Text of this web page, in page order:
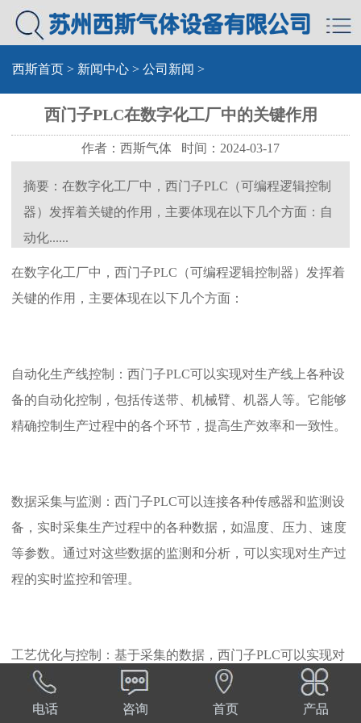
西斯首页 > 新闻中心 > 公司新闻 >
西门子PLC在数字化工厂中的关键作用
作者：西斯气体 时间：2024-03-17
摘要：在数字化工厂中，西门子PLC（可编程逻辑控制
器）发挥着关键的作用，主要体现在以下几个方面：自
动化......
在数字化工厂中，西门子PLC（可编程逻辑控制器）发挥着
关键的作用，主要体现在以下几个方面：
自动化生产线控制：西门子PLC可以实现对生产线上各种设
备的自动化控制，包括传送带、机械臂、机器人等。它能够
精确控制生产过程中的各个环节，提高生产效率和一致性。
数据采集与监测：西门子PLC可以连接各种传感器和监测设
备，实时采集生产过程中的各种数据，如温度、压力、速度
等参数。通过对这些数据的监测和分析，可以实现对生产过
程的实时监控和管理。
工艺优化与控制：基于采集的数据，西门子PLC可以实现对
生产工艺的优化和控制。通过对生产过程中的数据进行分
析，可以发现生产过程中的优化空间，提高生产效率和产品
电话 咨询 首页 产品